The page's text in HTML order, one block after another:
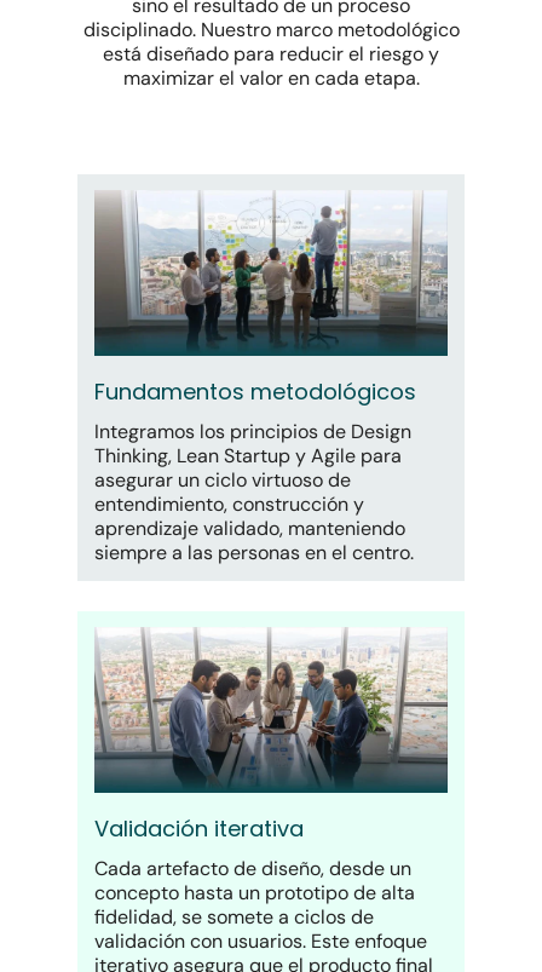
sino el resultado de un proceso
disciplinado. Nuestro marco metodológico
está diseñado para reducir el riesgo y
maximizar el valor en cada etapa.
Fundamentos metodológicos
Integramos los principios de Design
Thinking, Lean Startup y Agile para
asegurar un ciclo virtuoso de
entendimiento, construcción y
aprendizaje validado, manteniendo
siempre a las personas en el centro.
Validación iterativa
Cada artefacto de diseño, desde un
concepto hasta un prototipo de alta
fidelidad, se somete a ciclos de
validación con usuarios. Este enfoque
iterativo asegura que el producto final